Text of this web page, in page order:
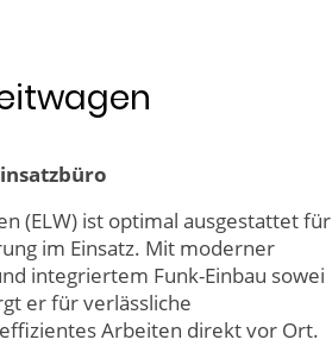
(ELW) ist optimal ausgestattet für
im Einsatz. Mit moderner
integriertem Funk-Einbau sowei
er für verlässliche
Arbeiten direkt vor Ort.